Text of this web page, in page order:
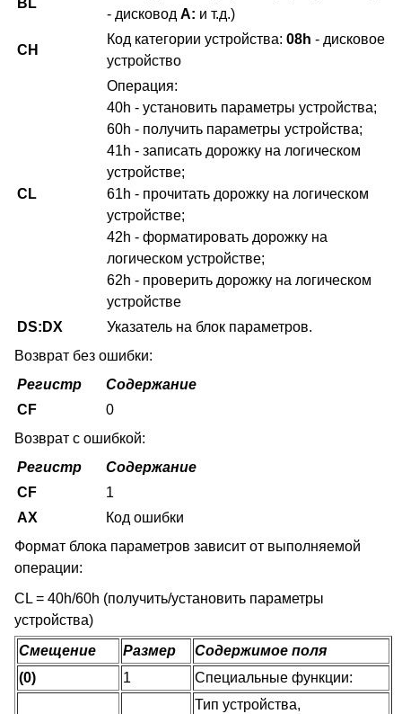
- дисковод А: и т.д.)
CH
Код категории устройства: 08h - дисковое
устройство
CL
Операция:
40h - установить параметры устройства;
60h - получить параметры устройства;
41h - записать дорожку на логическом
устройстве;
61h - прочитать дорожку на логическом
устройстве;
42h - форматировать дорожку на
логическом устройстве;
62h - проверить дорожку на логическом
устройстве
DS:DX
Указатель на блок параметров.
Возврат без ошибки:
Регистр
Содержание
CF
0
Возврат с ошибкой:
Регистр
Содержание
CF
1
AX
Код ошибки
Формат блока параметров зависит от выполняемой
операции:
CL = 40h/60h (получить/установить параметры
устройства)
Смещение
Размер
Содержимое поля
(0)
1 Специальные функции:
Тип устройства,